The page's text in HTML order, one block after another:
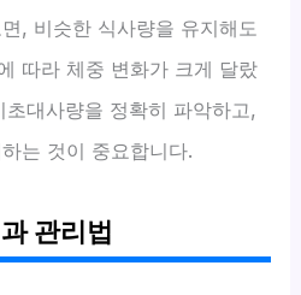
, 비슷한 식사량을 유지해도
따라 체중 변화가 크게 달랐
대사량을 정확히 파악하고,
는 것이 중요합니다.
관리법